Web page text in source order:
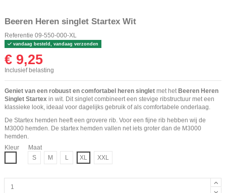
Beeren Heren singlet Startex Wit
Referentie 09-550-000-XL
vandaag besteld, vandaag verzonden
€ 9,25
Inclusief belasting
Geniet van een robuust en comfortabel heren singlet met het Beeren Heren
Singlet Startex in wit. Dit singlet combineert een stevige ribstructuur met een
klassieke look, ideaal voor dagelijks gebruik of als comfortabele onderlaag.
De Startex hemden heeft een grovere rib. Voor een fijne rib hebben wij de
M3000 hemden. De startex hemden vallen net iets groter dan de M3000
hemden.
Kleur
Maat
S
M L XL XXL